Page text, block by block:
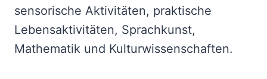
sensorische Aktivitäten, praktische
Lebensaktivitäten, Sprachkunst,
Mathematik und Kulturwissenschaften.